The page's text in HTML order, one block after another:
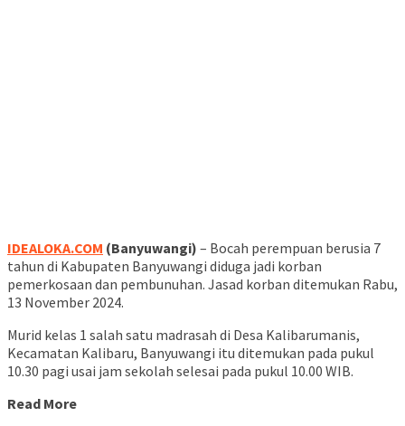
IDEALOKA.COM (Banyuwangi) – Bocah perempuan berusia 7
tahun di Kabupaten Banyuwangi diduga jadi korban
pemerkosaan dan pembunuhan. Jasad korban ditemukan Rabu,
13 November 2024.
Murid kelas 1 salah satu madrasah di Desa Kalibarumanis,
Kecamatan Kalibaru, Banyuwangi itu ditemukan pada pukul
10.30 pagi usai jam sekolah selesai pada pukul 10.00 WIB.
Read More